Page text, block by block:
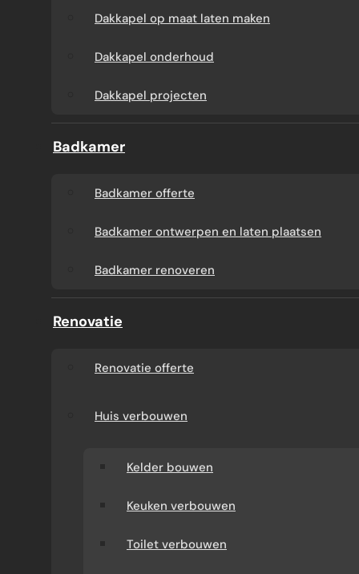
Dakkapel op maat laten maken
Dakkapel onderhoud
Dakkapel projecten
Badkamer
Badkamer offerte
Badkamer ontwerpen en laten plaatsen
Badkamer renoveren
Renovatie
Renovatie offerte
Huis verbouwen
Kelder bouwen
Keuken verbouwen
Toilet verbouwen